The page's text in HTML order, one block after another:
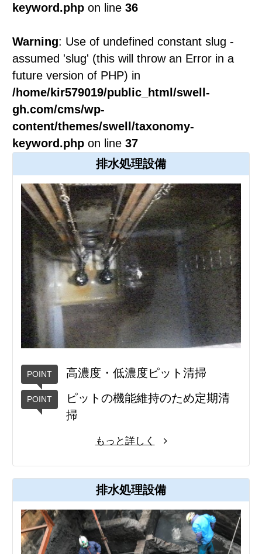
keyword.phpon line 36
Warning: Use of undefined constant slug -
assumed 'slug' (this will throw an Error in a
future version of PHP) in
/home/kir579019/public_html/swell-
gh.com/cms/wp-
content/themes/swell/taxonomy-
keyword.phpon line 37
排水処理設備
高濃度・低濃度ピット清掃
ピットの機能維持のため定期清
掃
もっと詳しく
排水処理設備